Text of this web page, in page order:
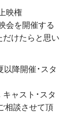
映権
会を開催する
けたらと思い
以降開催・スタ
ャスト・スタ
相談させて頂